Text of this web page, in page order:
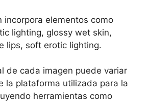
incorpora elementos como
lighting, glossy wet skin,
lips, soft erotic lighting.
de cada imagen puede variar
la plataforma utilizada para la
herramientas como